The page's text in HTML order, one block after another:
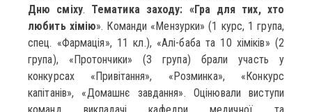
Дню сміху. Тематика заходу: «Гра для тих, хто
любить хімію». Команди «Мензурки» (1 курс, 1 група,
спец. «Фармація», 11 кл.), «Алі-баба та 10 хіміків» (2
група), «Протончики» (3 група) брали участь у
конкурсах «Привітання», «Розминка», «Конкурс
капітанів», «Домашнє завдання». Оцінювали виступи